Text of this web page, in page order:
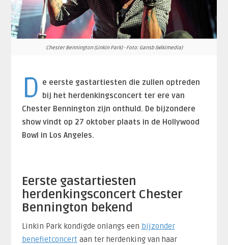
Chester Bennington (Linkin Park) - Foto: Gansb (Wikimedia)
D e eerste gastartiesten die zullen optreden
bij het herdenkingsconcert ter ere van
Chester Bennington zijn onthuld. De bijzondere
show vindt op 27 oktober plaats in de Hollywood
Bowl in Los Angeles.
Eerste gastartiesten
herdenkingsconcert Chester
Bennington bekend
Linkin Park kondigde onlangs een bijzonder
benefietconcert aan ter herdenking van haar